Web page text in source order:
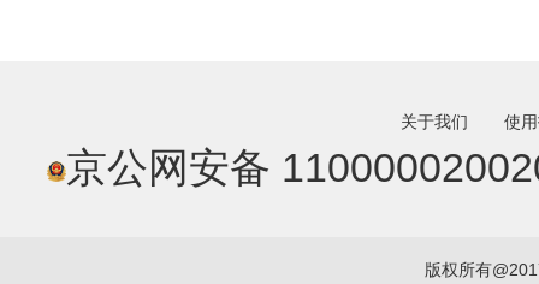
关于我们 使
京公网安备
版权所有